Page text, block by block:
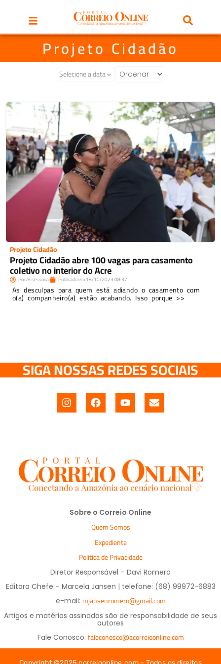
Projeto Cidadão
Selecione a data
Projeto Cidadão
Projeto Cidadão abre 100 vagas para casamento
coletivo no interior do Acre
PorAssessoria Publicado em18/10/202308:37
As desculpas para quem está adiando o casamento com
o(a) companheiro(a) estão acabando. Isso porque >>
SIGA NOSSAS REDES SOCIAIS
Sobre o Correio Online
Quem Somos
Expediente
Política de Privacidade
Diretor Responsável – Davi Romero
Editora Chefe – Marcela Jansen | telefone: (68) 99972-6883
e-mail: mjansenromero@gmail.com
Artigos e matérias assinadas são de responsabilidade de seus
autores
Fale Conosco: faleconosco@acorreioonline.com